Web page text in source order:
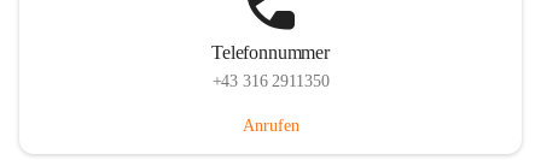
Telefonnummer
+43 316 2911350
Anrufen